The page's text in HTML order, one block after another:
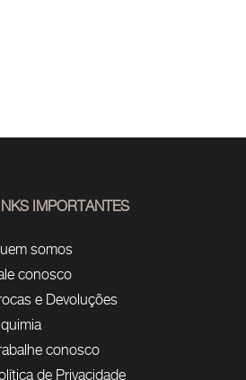
IMPORTANTES
somos
conosco
e Devoluções
conosco
de Privacidade